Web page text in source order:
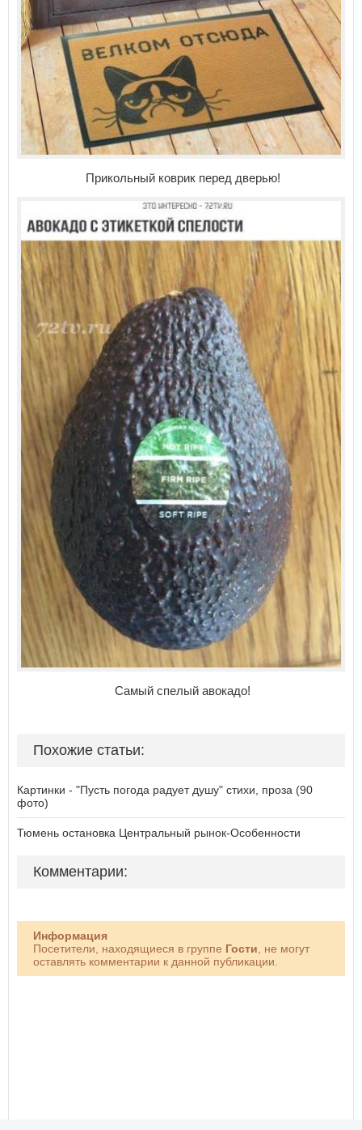
Прикольный коврик перед дверью!
Самый спелый авокадо!
Похожие статьи:
Картинки - "Пусть погода радует душу" стихи, проза (90
фото)
Тюмень остановка Центральный рынок-Особенности
Комментарии:
Информация
Посетители, находящиеся в группе Гости , не могут
оставлять комментарии к данной публикации.